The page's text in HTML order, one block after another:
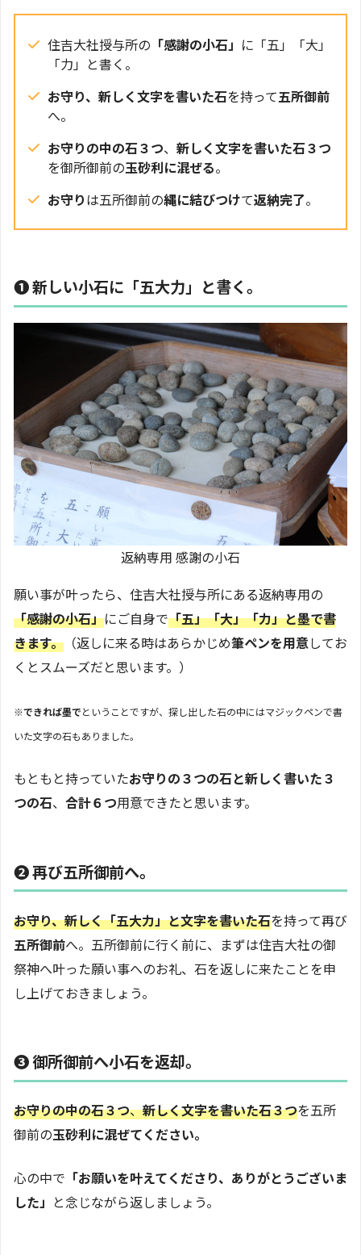
住吉大社授与所の 「感謝の小石」 に「五」「大」
「力」と書く。
お守り、新しく文字を書いた石を持って五所御前
へ。
お守りの中の石３つ、 新しく文字を書いた石３つ
を御所御前の玉砂利に混ぜる。
お守りは五所御前の縄に結びつけて返納完了。
❶ 新しい小石に「五大力」と書く。
返納専用 感謝の小石
願い事が叶ったら、住吉大社授与所にある返納専用の
「感謝の小石」にご自身で「五」「大」「力」と墨で書
きます。 （返しに来る時はあらかじめ筆ペンを用意してお
くとスムーズだと思います。）
※できれば墨でということですが、探し出した石の中にはマジックペンで書
いた文字の石もありました。
もともと持っていたお守りの３つの石と新しく書いた３
つの石、 合計６つ用意できたと思います。
❷ 再び五所御前へ。
お守り、新しく「五大力」と文字を書いた石を持って再び
五所御前へ。五所御前に行く前に、まずは住吉大社の御
祭神へ叶った願い事へのお礼、石を返しに来たことを申
し上げておきましょう。
❸ 御所御前へ小石を返却。
お守りの中の石３つ、新しく文字を書いた石３つを五所
御前の玉砂利に混ぜてください。
心の中で 「お願いを叶えてくださり、ありがとうございま
した」 と念じながら返しましょう。